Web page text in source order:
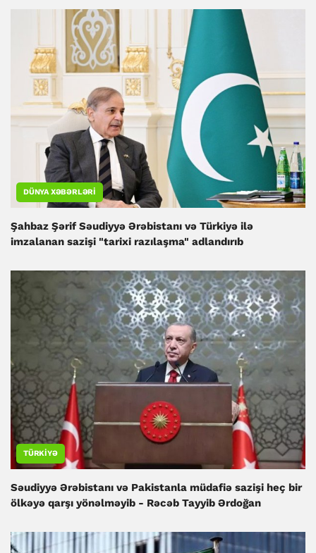
DÜNYA XƏBƏRLƏRI
Şahbaz Şərif Səudiyyə Ərəbistanı və Türkiyə ilə
imzalanan sazişi "tarixi razılaşma" adlandırıb
TÜRKIYƏ
Səudiyyə Ərəbistanı və Pakistanla müdafiə sazişi heç bir
ölkəyə qarşı yönəlməyib - Rəcəb Tayyib Ərdoğan